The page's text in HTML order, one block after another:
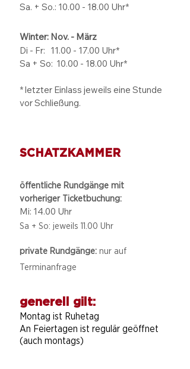
Sa. + So.: 10.00 - 18.00 Uhr*
Winter: Nov. - März
Di - Fr: 11.00 - 17.00 Uhr*
Sa + So: 10.00 - 18.00 Uhr*
* letzter Einlass jeweils eine Stunde
vor Schließung.
SCHATZKAMMER
öffentliche Rundgänge mit
vorheriger Ticketbuchung:
Mi: 14.00 Uhr
Sa + So: jeweils 11.00 Uhr
private Rundgänge: nur auf
Terminanfrage
generell gilt:
Montag ist Ruhetag
An Feiertagen ist regulär geöffnet
(auch montags)